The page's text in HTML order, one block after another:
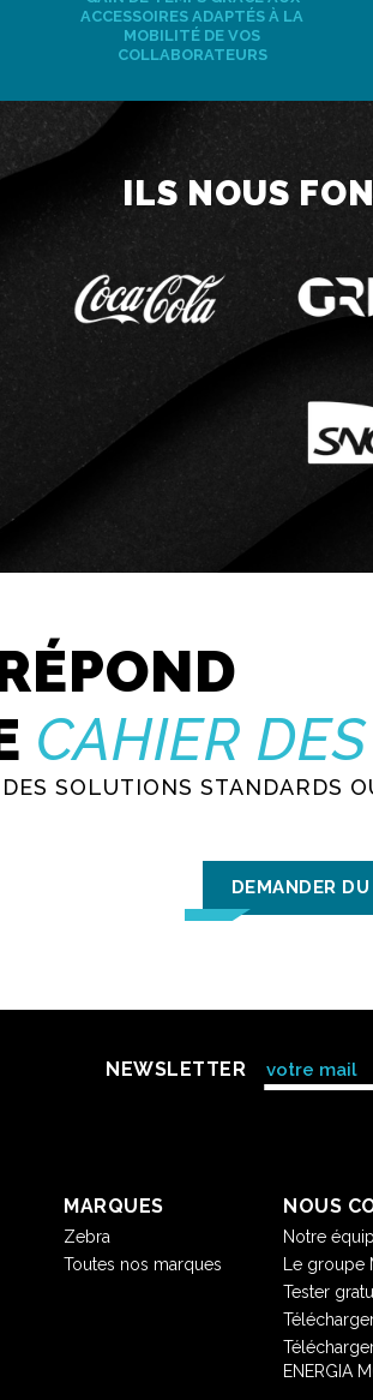
ACCESSOIRES ADAPTÉS À LA
MOBILITÉ DE VOS
COLLABORATEURS
ILS NOUS
CAHIER
SOLUTIONS STANDARDS
DEMANDER
NEWSLETTER
MARQUES
Zebra
Toutes nos marques
NOUS
Notre
Le groupe
Tester
ENERGIA